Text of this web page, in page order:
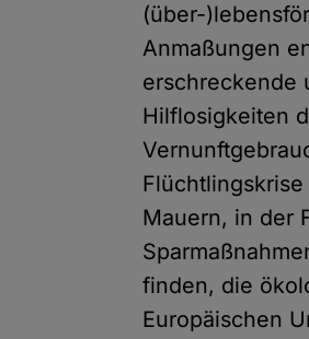
(über-
Anmaßungen
erschreckende
Hilflosigkeiten
Mauern, in der
finden, die
Europäischen